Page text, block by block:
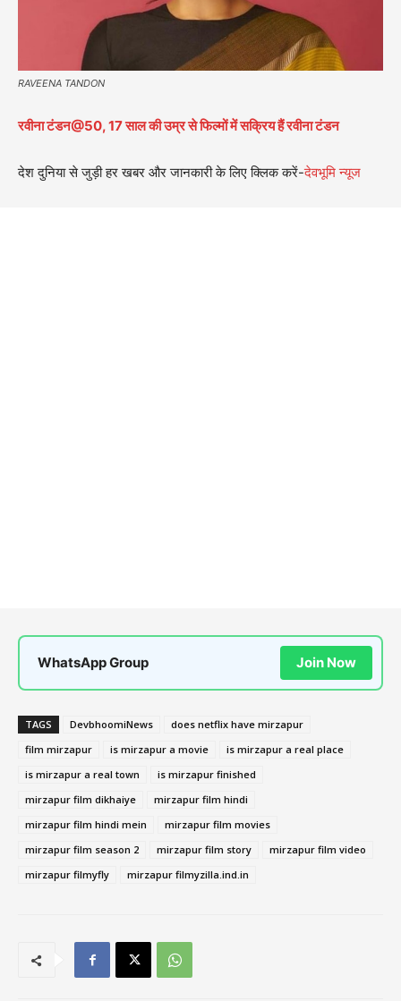
RAVEENA TANDON
रवीना टंडन@50, 17 साल की उम्र से फिल्मों में सक्रिय हैं रवीना टंडन
देश दुनिया से जुड़ी हर खबर और जानकारी के लिए क्लिक करें-देवभूमि न्यूज
WhatsApp Group Join Now
TAGS DevbhoomiNews
does netflix have mirzapur
film mirzapur
is mirzapur a movie
is mirzapur a real place
is mirzapur a real town
is mirzapur finished
mirzapur film dikhaiye
mirzapur film hindi
mirzapur film hindi mein
mirzapur film movies
mirzapur film season 2
mirzapur film story
mirzapur film video
mirzapur filmyfly
mirzapur filmyzilla.ind.in